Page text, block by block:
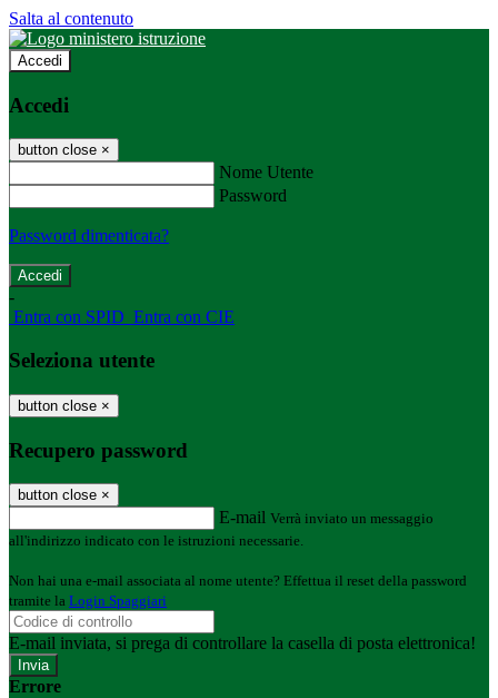
Salta al contenuto
Accedi
Accedi
button close ×
Nome Utente
Password
Password dimenticata?
-
Entra con SPID Entra con CIE
Seleziona utente
button close ×
Recupero password
button close ×
E-mail Verrà inviato un messaggio
all'indirizzo indicato con le istruzioni necessarie.
Non hai una e-mail associata al nome utente? Effettua il reset della password
tramite la Login Spaggiari
E-mail inviata, si prega di controllare la casella di posta elettronica!
Errore